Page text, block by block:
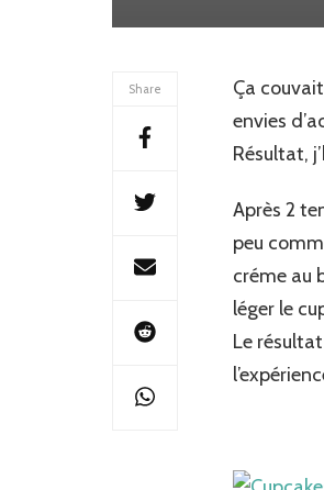
Share
Ça
envies
Résultat,
Après 2
peu
créme au
léger le
Le